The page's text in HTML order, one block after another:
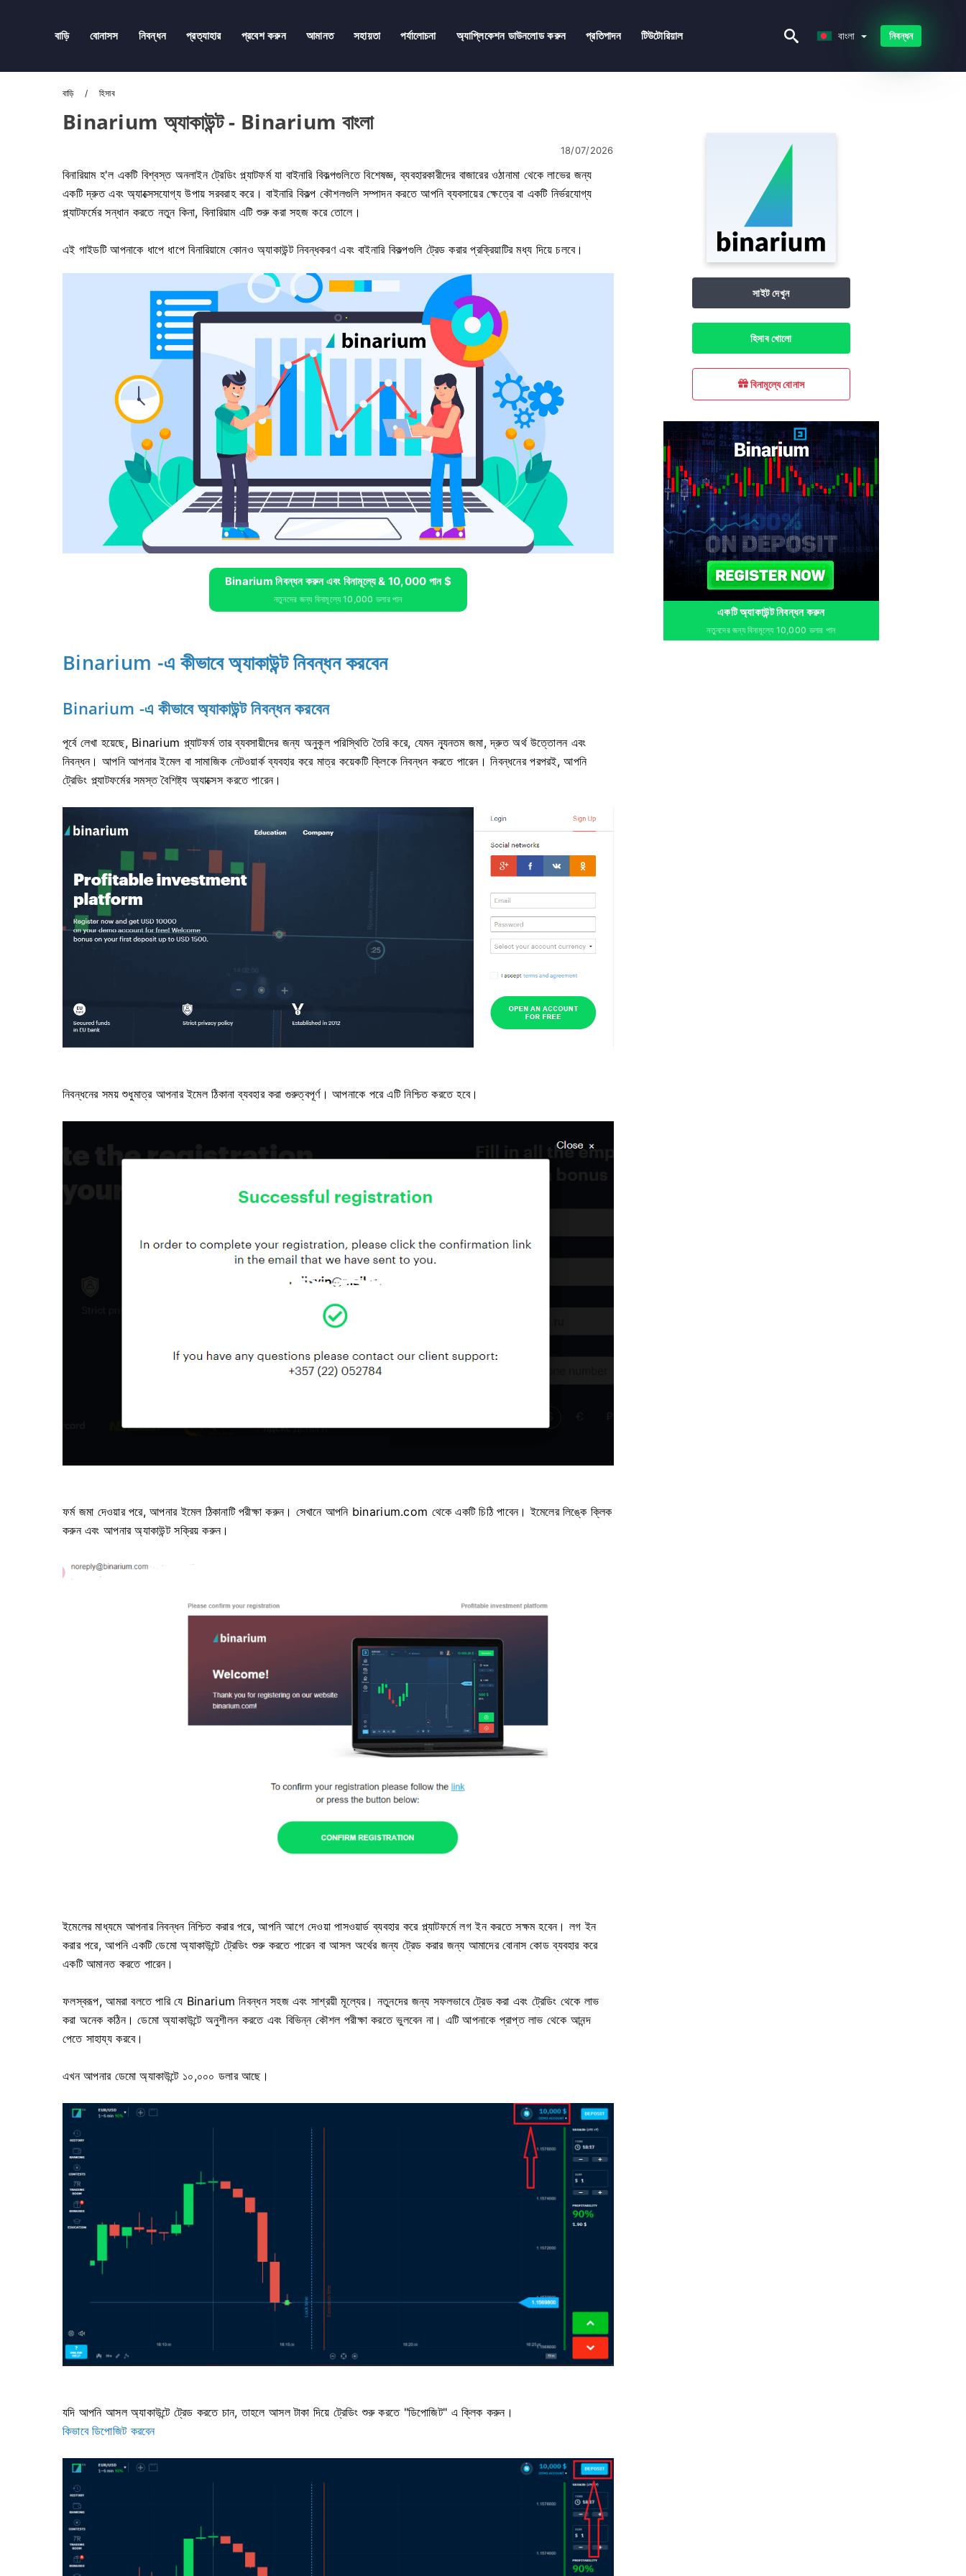
বাড়ি বোনাসস নিবন্ধন প্রত্যাহার প্রবেশ করুন আমানত সহায়তা পর্যালোচনা অ্যাপ্লিকেশন ডাউনলোড করুন প্রতিপাদন টিউটোরিয়াল বাংলা নিবন্ধন
বাড়ি হিসাব
Binarium অ্যাকাউন্ট - Binarium বাংলা
18/07/2026
বিনারিয়াম হ'ল একটি বিশ্বস্ত অনলাইন ট্রেডিং প্ল্যাটফর্ম যা বাইনারি বিকল্পগুলিতে বিশেষজ্ঞ, ব্যবহারকারীদের বাজারের ওঠানামা থেকে লাভের জন্য
একটি দ্রুত এবং অ্যাক্সেসযোগ্য উপায় সরবরাহ করে। বাইনারি বিকল্প কৌশলগুলি সম্পাদন করতে আপনি ব্যবসায়ের ক্ষেত্রে বা একটি নির্ভরযোগ্য
প্ল্যাটফর্মের সন্ধান করতে নতুন কিনা, বিনারিয়াম এটি শুরু করা সহজ করে তোলে।
এই গাইডটি আপনাকে ধাপে ধাপে বিনারিয়ামে কোনও অ্যাকাউন্ট নিবন্ধকরণ এবং বাইনারি বিকল্পগুলি ট্রেড করার প্রক্রিয়াটির মধ্য দিয়ে চলবে।
Binarium নিবন্ধন করুন এবং বিনামূল্যে & 10,000 পান $
নতুনদের জন্য বিনামূল্যে 10,000 ডলার পান
Binarium -এ কীভাবে অ্যাকাউন্ট নিবন্ধন করবেন
Binarium -এ কীভাবে অ্যাকাউন্ট নিবন্ধন করবেন
পূর্বে লেখা হয়েছে, Binarium প্ল্যাটফর্ম তার ব্যবসায়ীদের জন্য অনুকূল পরিস্থিতি তৈরি করে, যেমন ন্যূনতম জমা, দ্রুত অর্থ উত্তোলন এবং
নিবন্ধন। আপনি আপনার ইমেল বা সামাজিক নেটওয়ার্ক ব্যবহার করে মাত্র কয়েকটি ক্লিকে নিবন্ধন করতে পারেন। নিবন্ধনের পরপরই, আপনি
ট্রেডিং প্ল্যাটফর্মের সমস্ত বৈশিষ্ট্য অ্যাক্সেস করতে পারেন।
নিবন্ধনের সময় শুধুমাত্র আপনার ইমেল ঠিকানা ব্যবহার করা গুরুত্বপূর্ণ। আপনাকে পরে এটি নিশ্চিত করতে হবে।
ফর্ম জমা দেওয়ার পরে, আপনার ইমেল ঠিকানাটি পরীক্ষা করুন। সেখানে আপনি binarium.com থেকে একটি চিঠি পাবেন। ইমেলের লিঙ্কে ক্লিক
করুন এবং আপনার অ্যাকাউন্ট সক্রিয় করুন।
ইমেলের মাধ্যমে আপনার নিবন্ধন নিশ্চিত করার পরে, আপনি আগে দেওয়া পাসওয়ার্ড ব্যবহার করে প্ল্যাটফর্মে লগ ইন করতে সক্ষম হবেন। লগ ইন
করার পরে, আপনি একটি ডেমো অ্যাকাউন্টে ট্রেডিং শুরু করতে পারেন বা আসল অর্থের জন্য ট্রেড করার জন্য আমাদের বোনাস কোড ব্যবহার করে
একটি আমানত করতে পারেন।
ফলস্বরূপ, আমরা বলতে পারি যে Binarium নিবন্ধন সহজ এবং সাশ্রয়ী মূল্যের। নতুনদের জন্য সফলভাবে ট্রেড করা এবং ট্রেডিং থেকে লাভ
করা অনেক কঠিন। ডেমো অ্যাকাউন্টে অনুশীলন করতে এবং বিভিন্ন কৌশল পরীক্ষা করতে ভুলবেন না। এটি আপনাকে প্রাপ্ত লাভ থেকে আনন্দ
পেতে সাহায্য করবে।
এখন আপনার ডেমো অ্যাকাউন্টে ১০,০০০ ডলার আছে।
যদি আপনি আসল অ্যাকাউন্টে ট্রেড করতে চান, তাহলে আসল টাকা দিয়ে ট্রেডিং শুরু করতে "ডিপোজিট" এ ক্লিক করুন।
কিভাবে ডিপোজিট করবেন
সাইট দেখুন
হিসাব খোলো
বিনামূল্যে বোনাস
একটি অ্যাকাউন্ট নিবন্ধন করুন
নতুনদের জন্য বিনামূল্যে 10,000 ডলার পান